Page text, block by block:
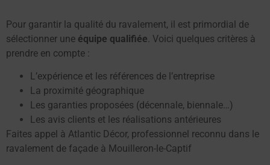
Pour garantir la qualité du ravalement, il est primordial de
sélectionner une équipe qualifiée . Voici quelques critères à
prendre en compte :
L’expérience et les références de l’entreprise
La proximité géographique
Les garanties proposées (décennale, biennale…)
Les avis clients et les réalisations antérieures
Faites appel à Atlantic Décor, professionnel reconnu dans le
ravalement de façade à Mouilleron-le-Captif